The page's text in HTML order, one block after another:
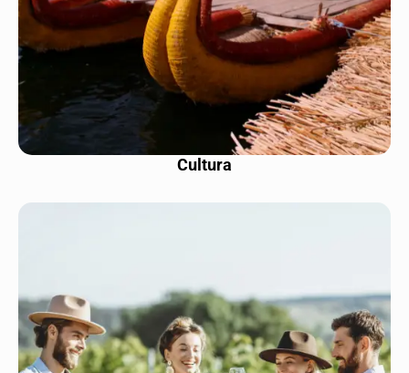
Cultura